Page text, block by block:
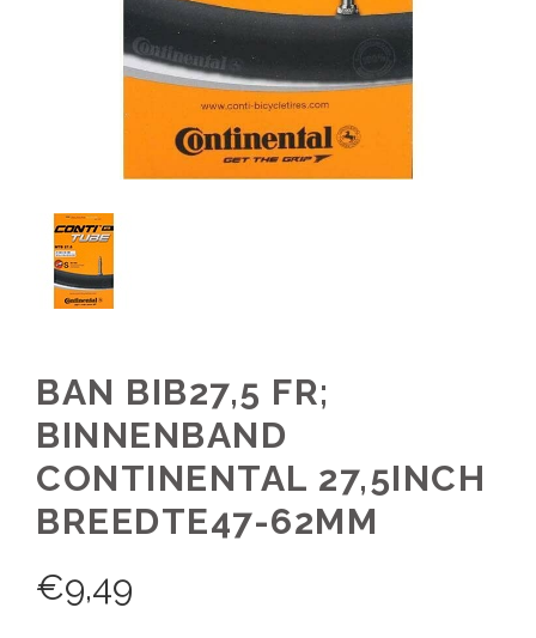
BAN BIB27,5 FR;
BINNENBAND
CONTINENTAL 27,5INCH
BREEDTE47-62MM
€9,49